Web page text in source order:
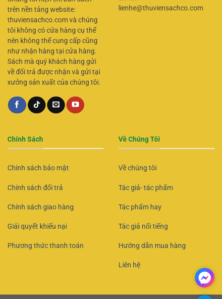
trên nền tảng website:
thuviensachco.com và chúng
tôi không có cửa hàng cụ thể
nên không thể cung cấp cũng
như nhận hàng tại cửa hàng.
Sách mà quý khách hàng gửi
về đổi trả được nhận và gửi tại
xưởng sản xuất của chúng tôi.
lienhe@thuviensachco.com
Chính Sách
Chính sách bảo mật
Chính sách đổi trả
Chính sách giao hàng
Giải quyết khiếu nại
Phương thức thanh toán
Về Chúng Tôi
Về chúng tôi
Tác giả- tác phẩm
Tác phẩm hay
Tác giả nổi tiếng
Hướng dẫn mua hàng
Liên hệ